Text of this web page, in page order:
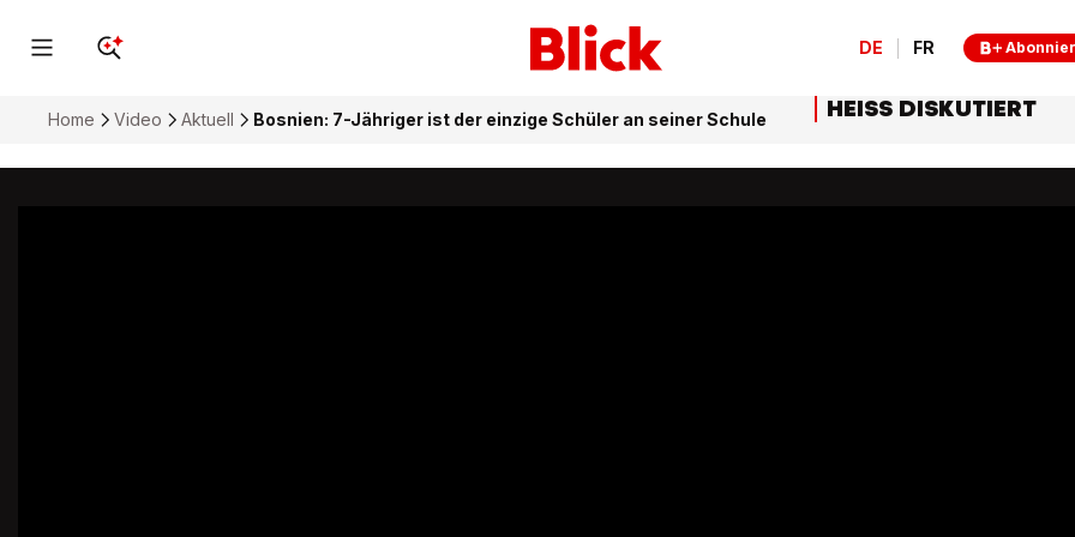
DE FR
Home Video Aktuell Bosnien: 7-Jähriger ist der einzige Schüler an seiner Schule HEISS DISKUTIERT